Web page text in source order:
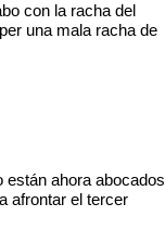
con la racha del
una mala racha de
están ahora abocados
afrontar el tercer